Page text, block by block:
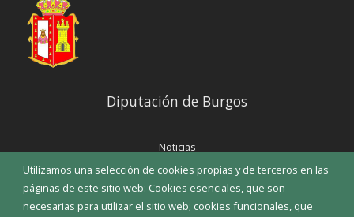
Utilizamos una selección de cookies propias y de terceros en las
páginas de este sitio web: Cookies esenciales, que son
necesarias para utilizar el sitio web; cookies funcionales, que
Diputación de Burgos
Noticias
Eventos
Corporación Municipal
Teléfonos de interés